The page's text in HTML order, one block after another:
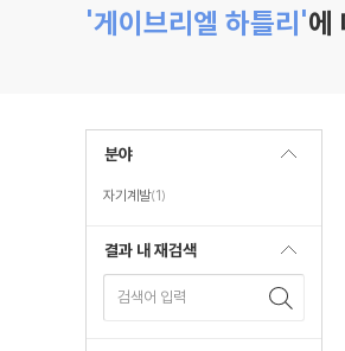
'게이브리엘 하틀리'에
분야
자기계발(1)
결과 내 재검색
검색어 입력